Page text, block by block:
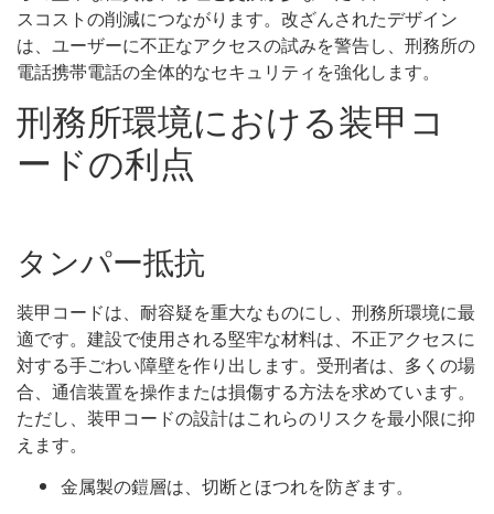
スコストの削減につながります。改ざんされたデザイン
は、ユーザーに不正なアクセスの試みを警告し、刑務所の
電話携帯電話の全体的なセキュリティを強化します。
刑務所環境における装甲コ
ードの利点
タンパー抵抗
装甲コードは、耐容疑を重大なものにし、刑務所環境に最
適です。建設で使用される堅牢な材料は、不正アクセスに
対する手ごわい障壁を作り出します。受刑者は、多くの場
合、通信装置を操作または損傷する方法を求めています。
ただし、装甲コードの設計はこれらのリスクを最小限に抑
えます。
金属製の鎧層は、切断とほつれを防ぎます。